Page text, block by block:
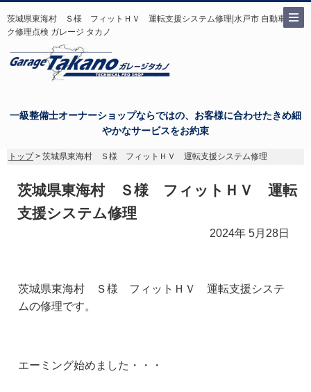
茨城県東海村 Ｓ様 フィットＨＶ 運転支援システム修理|水戸市 自動車バイ
ク修理点検 ガレージ タカノ
一級整備士オーナーショップならではの、お客様に合わせたきめ細
やかなサービスをお約束
トップ> 茨城県東海村 Ｓ様 フィットＨＶ 運転支援システム修理
茨城県東海村 Ｓ様 フィットＨＶ 運転
支援システム修理
2024年 5月28日
茨城県東海村 Ｓ様 フィットＨＶ 運転支援システ
ムの修理です。
エーミング始めました・・・